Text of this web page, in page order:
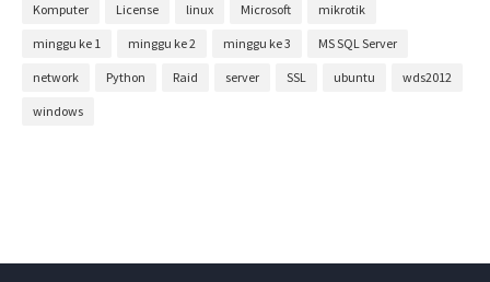
Komputer License linux Microsoft mikrotik
minggu ke 1 minggu ke 2 minggu ke 3 MS SQL Server
network Python Raid server SSL ubuntu wds2012
windows